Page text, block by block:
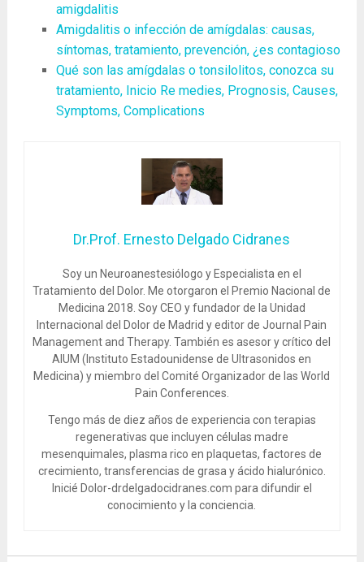
amigdalitis
Amigdalitis o infección de amígdalas: causas,
síntomas, tratamiento, prevención, ¿es contagioso
Qué son las amígdalas o tonsilolitos, conozca su
tratamiento, Inicio Re medies, Prognosis, Causes,
Symptoms, Complications
Dr.Prof. Ernesto Delgado Cidranes
Soy un Neuroanestesiólogo y Especialista en el
Tratamiento del Dolor. Me otorgaron el Premio Nacional de
Medicina 2018. Soy CEO y fundador de la Unidad
Internacional del Dolor de Madrid y editor de Journal Pain
Management and Therapy. También es asesor y crítico del
AIUM (Instituto Estadounidense de Ultrasonidos en
Medicina) y miembro del Comité Organizador de las World
Pain Conferences.
Tengo más de diez años de experiencia con terapias
regenerativas que incluyen células madre
mesenquimales, plasma rico en plaquetas, factores de
crecimiento, transferencias de grasa y ácido hialurónico.
Inicié Dolor-drdelgadocidranes.com para difundir el
conocimiento y la conciencia.